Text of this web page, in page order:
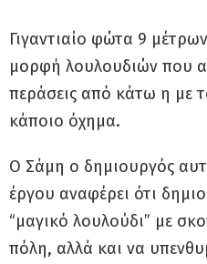
Γιγαντιαίο φώτα 9
μορφή λουλουδιών που
περάσεις από κάτω η με
κάποιο όχημα.
Ο Σάμη ο δημιουργός
έργου αναφέρει ότι
“μαγικό λουλούδι” με
πόλη, αλλά και να